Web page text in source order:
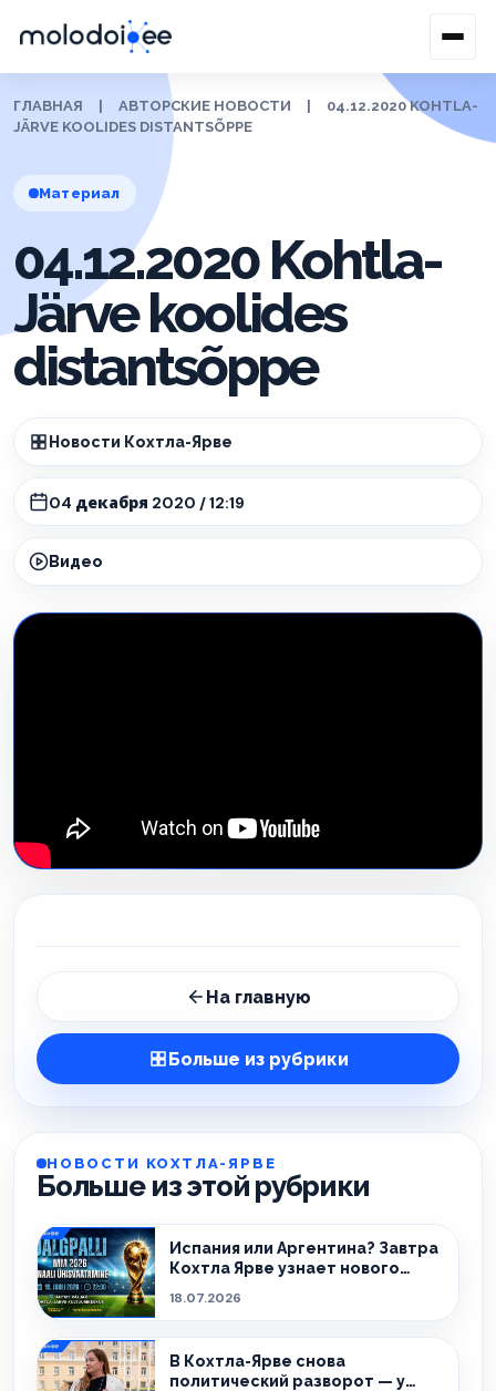
ГЛАВНАЯ АВТОРСКИЕ НОВОСТИ
04.12.2020 KOHTLA-
JÄRVE KOOLIDES DISTANTSÕPPE
Материал
04.12.2020 Kohtla-
Järve koolides
distantsõppe
Новости Кохтла-Ярве
04 декабря 2020 / 12:19
Видео
На главную
Больше из рубрики
НОВОСТИ КОХТЛА-ЯРВЕ
Больше из этой рубрики
Испания или Аргентина? Завтра
Кохтла Ярве узнает нового
18.07.2026
В Кохтла-Ярве снова
политический разворот — у